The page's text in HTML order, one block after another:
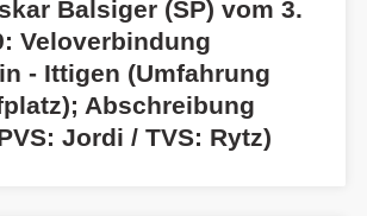
Balsiger (SP) vom 3.
Veloverbindung
- Ittigen (Umfahrung
Abschreibung
Jordi / TVS: Rytz)